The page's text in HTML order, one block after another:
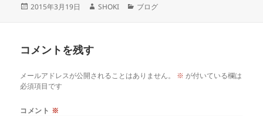
投
2015年3月19日
作
SHOKI
カ
ブログ
コメントを残す
メールアドレスが公開されることはありません。 ※ が付いている欄は
必須項目です
コメント ※